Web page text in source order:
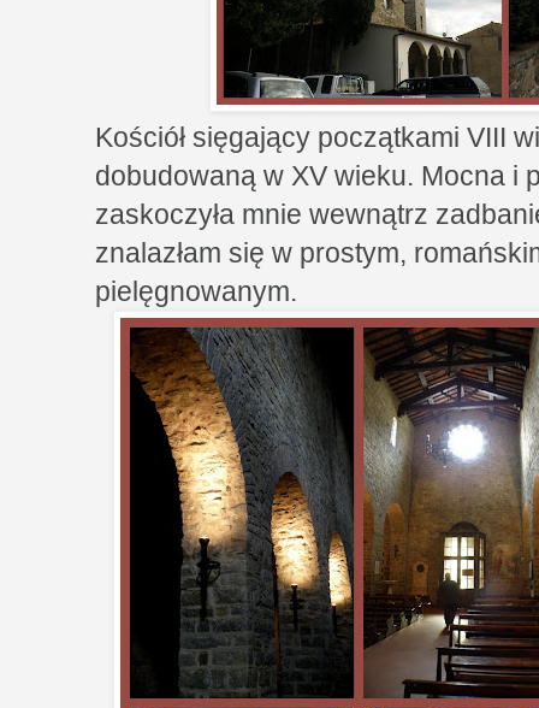
Kościół sięgający początkami VIII
dobudowaną w XV wieku. Mocna i
zaskoczyła mnie wewnątrz
znalazłam się w prostym,
pielęgnowanym.